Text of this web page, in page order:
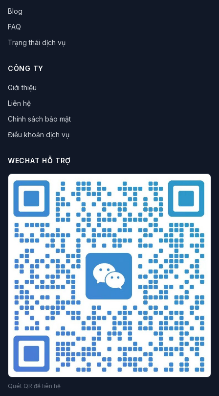
Blog
FAQ
Trạng thái dịch vụ
CÔNG TY
Giới thiệu
Liên hệ
Chính sách bảo mật
Điều khoản dịch vụ
WECHAT HỖ TRỢ
Quét QR để liên hệ